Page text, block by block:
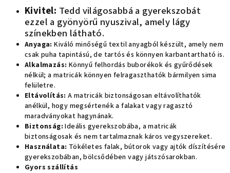
Kivitel: Tedd világosabbá a gyerekszobát
ezzel a gyönyörű nyuszival, amely lágy
színekben látható.
Anyaga: Kiváló minőségű textil anyagból készült, amely nem
csak puha tapintású, de tartós és könnyen karbantartható is.
Alkalmazás: Könnyű felhordás buborékok és gyűrődések
nélkül; a matricák könnyen felragaszthatók bármilyen sima
felületre.
Eltávolítás: A matricák biztonságosan eltávolíthatók
anélkül, hogy megsértenék a falakat vagy ragasztó
maradványokat hagynának.
Biztonság: Ideális gyerekszobába, a matricák
biztonságosak és nem tartalmaznak káros vegyszereket.
Használata: Tökéletes falak, bútorok vagy ajtók díszítésére
gyerekszobában, bölcsődében vagy játszósarokban.
Gyors szállítás